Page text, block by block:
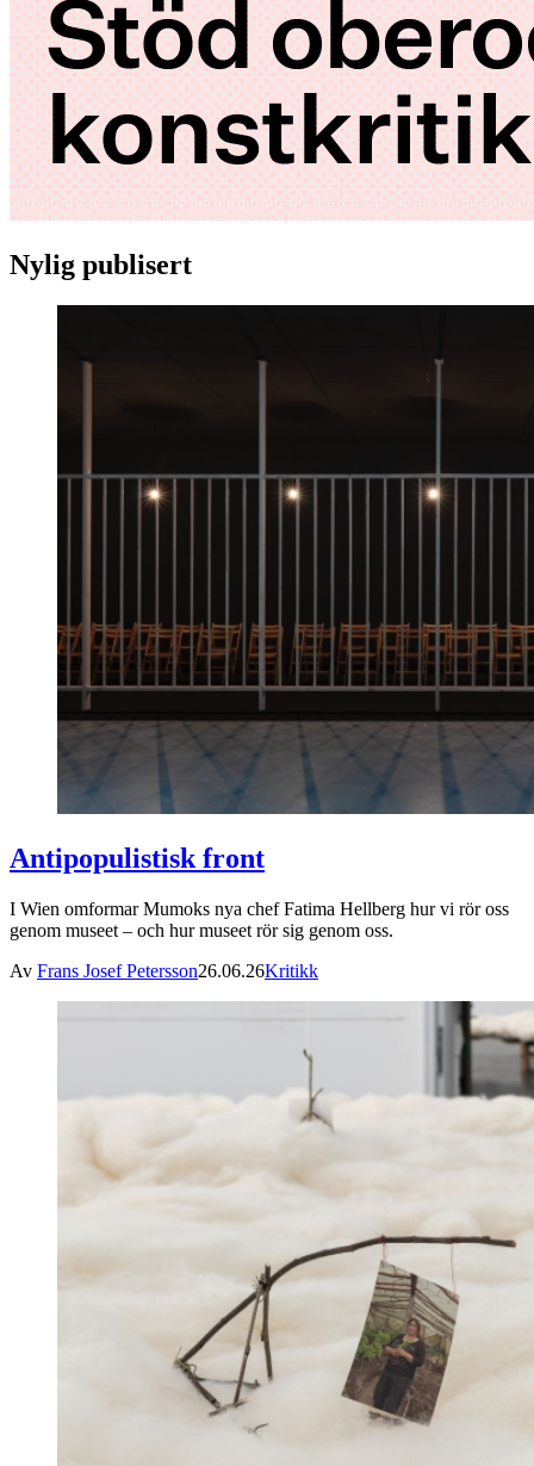
Nylig publisert
Antipopulistisk front
I Wien omformar Mumoks nya chef Fatima Hellberg hur vi rör oss
genom museet – och hur museet rör sig genom oss.
Av Frans Josef Petersson26.06.26Kritikk